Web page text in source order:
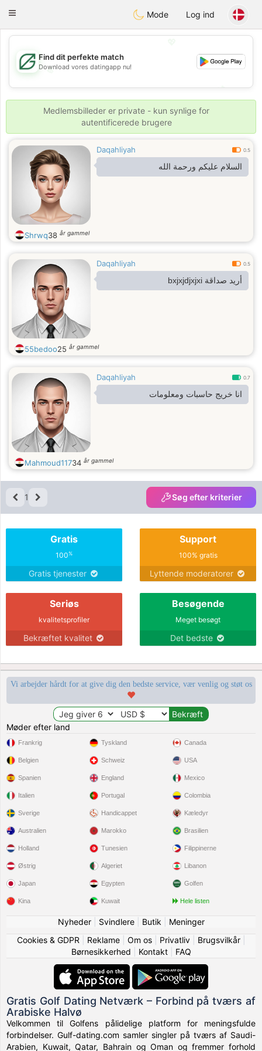
GulfDating
Toggle
Mode Log ind
💖
💕
💕
Find dit perfekte match
Download vores datingapp nu!
Medlemsbilleder er private - kun synlige for
autentificerede brugere
Daqahliyah 0.5
السلام عليكم ورحمة الله
Shrwq38 år gammel
Daqahliyah 0.5
أريد صداقة bxjxjdjxjxi
55bedoo25 år gammel
Daqahliyah 0.7
انا خريج حاسبات ومعلومات
Mahmoud11734 år gammel
1 Søg efter kriterier
Gratis
100%
Gratis tjenester
Support
100% gratis
Lyttende moderatorer
Seriøs
kvalitetsprofiler
Bekræftet kvalitet
Besøgende
Meget besøgt
Det bedste
Vi arbejder hårdt for at give dig den bedste service, vær venlig og støt os
Møder efter land
Frankrig
Belgien
Spanien
Italien
Sverige
Tyskland
Schweiz
England
Portugal
Handicappet
Canada
USA
Mexico
Colombia
Kæledyr
Australien
Holland
Østrig
Japan
Kina
Marokko
Tunesien
Algeriet
Egypten
Kuwait
Brasilien
Filippinerne
Libanon
Golfen
Hele listen
Nyheder| Svindlere| Butik
Meninger
Cookies & GDPR
Reklame| Om os| Privatliv| Brugsvilkår|
Børnesikkerhed
Kontakt| FAQ
Gratis Golf Dating Netværk – Forbind på tværs af
Arabiske Halvø
Velkommen til Golfens pålidelige platform for meningsfulde
forbindelser. Gulf-dating.com samler singler på tværs af Saudi-
Arabien, Kuwait, Qatar, Bahrain og Oman og fremmer forhold